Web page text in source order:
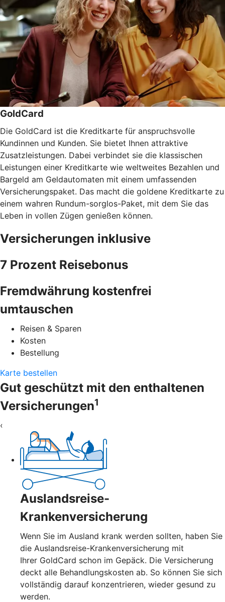
GoldCard
Die GoldCard ist die Kreditkarte für anspruchsvolle
Kundinnen und Kunden. Sie bietet Ihnen attraktive
Zusatzleistungen. Dabei verbindet sie die klassischen
Leistungen einer Kreditkarte wie weltweites Bezahlen und
Bargeld am Geldautomaten mit einem umfassenden
Versicherungspaket. Das macht die goldene Kreditkarte zu
einem wahren Rundum-sorglos-Paket, mit dem Sie das
Leben in vollen Zügen genießen können.
Versicherungen inklusive
7 Prozent Reisebonus
Fremdwährung kostenfrei
umtauschen
Reisen & Sparen
Kosten
Bestellung
Karte bestellen
Gut geschützt mit den enthaltenen
Versicherungen1
‹
Auslandsreise-
Krankenversicherung
Wenn Sie im Ausland krank werden sollten, haben Sie
die Auslandsreise-Krankenversicherung mit
Ihrer GoldCard schon im Gepäck. Die Versicherung
deckt alle Behandlungskosten ab. So können Sie sich
vollständig darauf konzentrieren, wieder gesund zu
werden.